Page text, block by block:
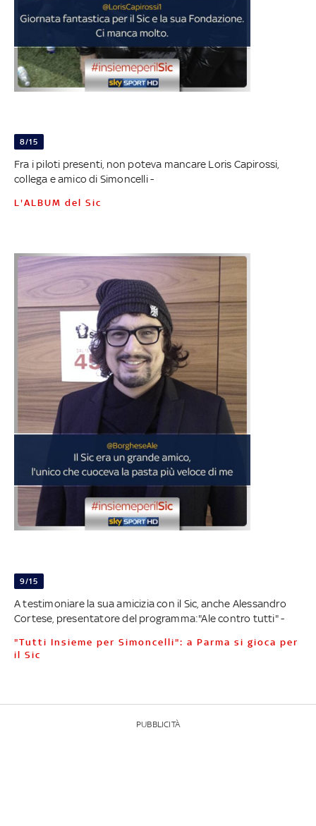
8/15
Fra i piloti presenti, non poteva mancare Loris Capirossi,
collega e amico di Simoncelli -
L'ALBUM del Sic
9/15
A testimoniare la sua amicizia con il Sic, anche Alessandro
Cortese, presentatore del programma:"Ale contro tutti" -
"Tutti Insieme per Simoncelli": a Parma si gioca per
il Sic
PUBBLICITÀ